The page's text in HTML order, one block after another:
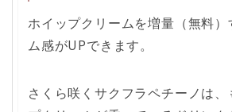
ホイップクリームを増量（無料
ム感がUPできます。
さくら咲くサクフラペチーノは